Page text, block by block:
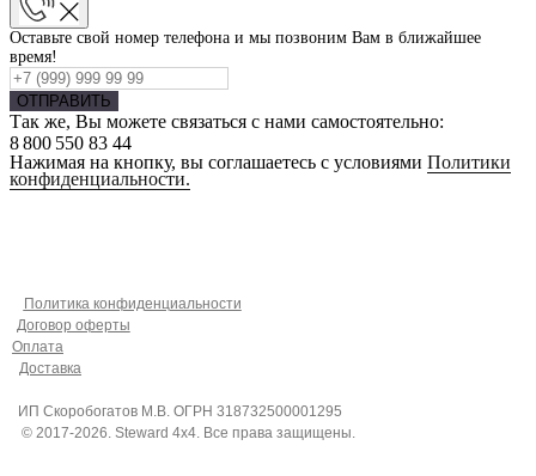
Политика конфиденциальности
Договор оферты
Оплата
Доставка
ИП Скоробогатов М.В. ОГРН 318732500001295
© 2017-2026. Steward 4x4. Все права защищены.
Оставьте свой номер телефона и мы позвоним Вам в ближайшее
время!
ОТПРАВИТЬ
Так же, Вы можете связаться с нами самостоятельно:
8 800 550 83 44
Нажимая на кнопку, вы соглашаетесь с условиями Политики
конфиденциальности.